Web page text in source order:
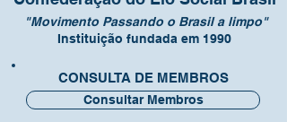
"Movimento Passando o Brasil a limpo"
Instituição fundada em 1990
CONSULTA DE MEMBROS
Consultar Membros